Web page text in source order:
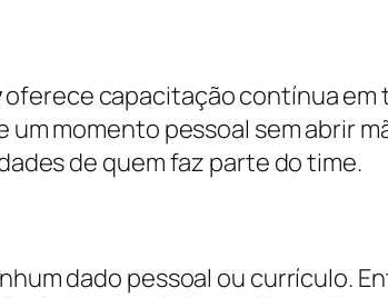
oferece capacitação contínua em
um momento pessoal sem abrir
de quem faz parte do time.
dado pessoal ou currículo.